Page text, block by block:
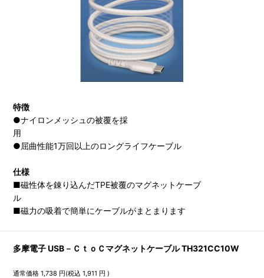
特徴
●ナイロンメッシュの被覆を採
用
●屈曲性能1万回以上のロングライフケーブル
仕様
■磁性体を錬り込んだTPE被覆のマグネットケーブ
ル
■磁力の吸着で簡単にケーブルがまとまります
多摩電子 USB－ＣｔｏＣマグネットケーブル TH321CC10W
通常価格 1,738 円(税込1,911 円 )